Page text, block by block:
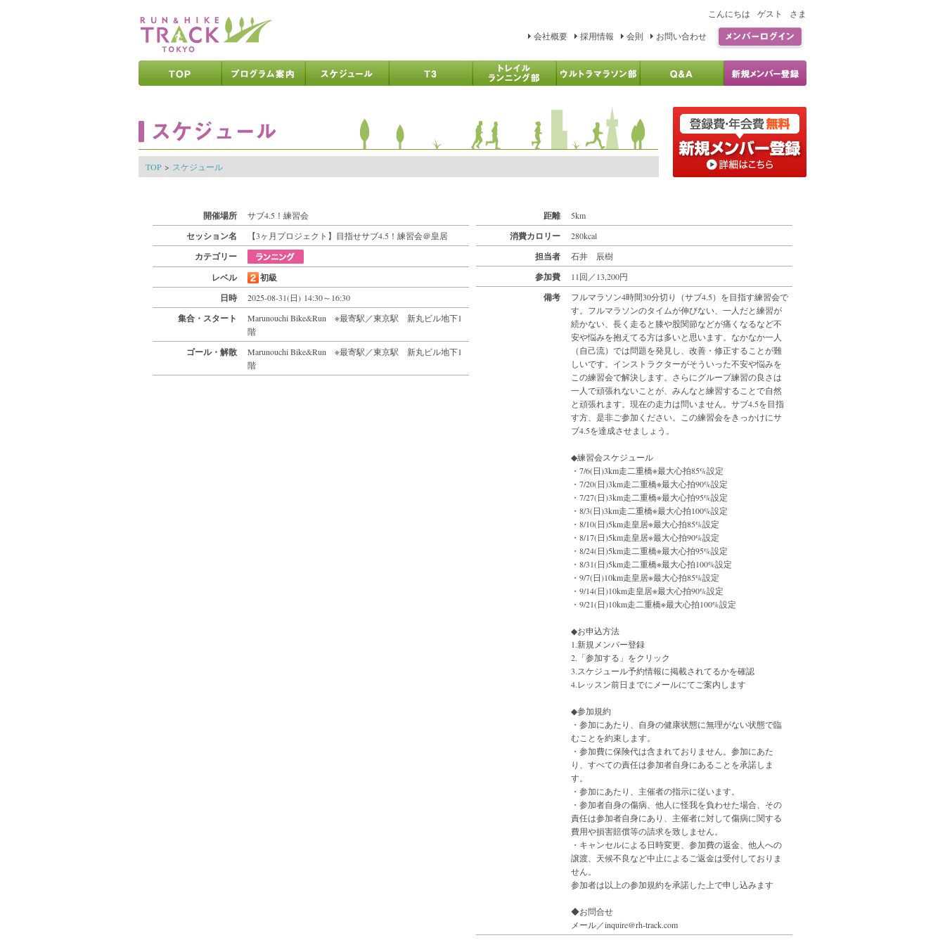
こんにちは ゲスト
さま
会社概要
採用情報 会則 お問い合わせ
TOP > スケジュール
開催場所 サブ4.5！練習会
セッション名 【3ヶ月プロジェクト】目指せサブ4.5！練習会＠皇居
カテゴリー
レベル
初級
日時
2025-08-31(日) 14:30～16:30
集合・スタート
Marunouchi Bike&Run ※最寄駅／東京駅 新丸ビル地下1
階
ゴール・解散
Marunouchi Bike&Run ※最寄駅／東京駅 新丸ビル地下1
階
距離 5km
消費カロリー 280kcal
担当者 石井 辰樹
参加費 11回／13,200円
備考
フルマラソン4時間30分切り（サブ4.5）を目指す練習会で
す。フルマラソンのタイムが伸びない、一人だと練習が
続かない、長く走ると膝や股関節などが痛くなるなど不
安や悩みを抱えてる方は多いと思います。なかなか一人
（自己流）では問題を発見し、改善・修正することが難
しいです。インストラクターがそういった不安や悩みを
この練習会で解決します。さらにグループ練習の良さは
一人で頑張れないことが、みんなと練習することで自然
と頑張れます。現在の走力は問いません。サブ4.5を目指
す方、是非ご参加ください。この練習会をきっかけにサ
ブ4.5を達成させましょう。
◆練習会スケジュール
・7/6(日)3km走二重橋※最大心拍85%設定
・7/20(日)3km走二重橋※最大心拍90%設定
・7/27(日)3km走二重橋※最大心拍95%設定
・8/3(日)3km走二重橋※最大心拍100%設定
・8/10(日)5km走皇居※最大心拍85%設定
・8/17(日)5km走皇居※最大心拍90%設定
・8/24(日)5km走二重橋※最大心拍95%設定
・8/31(日)5km走二重橋※最大心拍100%設定
・9/7(日)10km走皇居※最大心拍85%設定
・9/14(日)10km走皇居※最大心拍90%設定
・9/21(日)10km走二重橋※最大心拍100%設定
◆お申込方法
1.新規メンバー登録
2.「参加する」をクリック
3.スケジュール予約情報に掲載されてるかを確認
4.レッスン前日までにメールにてご案内します
◆参加規約
・参加にあたり、自身の健康状態に無理がない状態で臨
むことを約束します。
・参加費に保険代は含まれておりません。参加にあた
り、すべての責任は参加者自身にあることを承諾しま
す。
・参加にあたり、主催者の指示に従います。
・参加者自身の傷病、他人に怪我を負わせた場合、その
責任は参加者自身にあり、主催者に対して傷病に関する
費用や損害賠償等の請求を致しません。
・キャンセルによる日時変更、参加費の返金、他人への
譲渡、天候不良など中止によるご返金は受付しておりま
せん。
参加者は以上の参加規約を承諾した上で申し込みます
◆お問合せ
メール／inquire@rh-track.com